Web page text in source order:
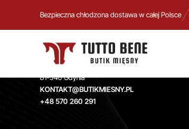
Bezpieczna chłodzona dostawa w całej Polsce
TUTTO BENE BUTIK MIĘSNY
Aleja Zwycięstwa 244,
81-540 Gdynia
KONTAKT@BUTIKMIESNY.PL
+48 570 260 291